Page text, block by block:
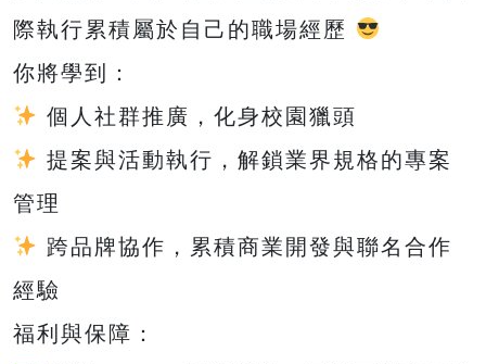
際執行累積屬於自己的職場經歷
你將學到：
個人社群推廣，化身校園獵頭
提案與活動執行，解鎖業界規格的專案
管理
跨品牌協作，累積商業開發與聯名合作
經驗
福利與保障：